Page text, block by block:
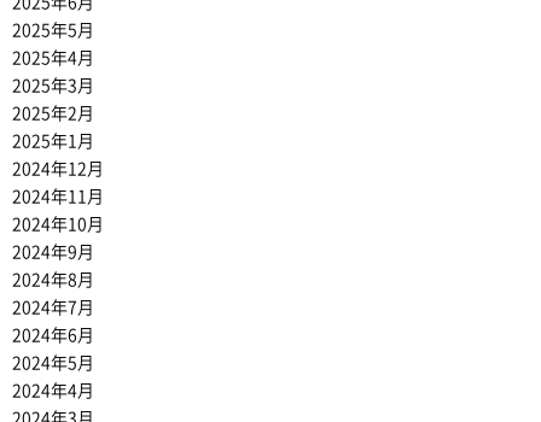
2025年5月
2025年4月
2025年3月
2025年2月
2025年1月
2024年12月
2024年11月
2024年10月
2024年9月
2024年8月
2024年7月
2024年6月
2024年5月
2024年4月